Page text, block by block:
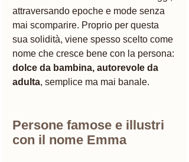
attraversando epoche e mode senza
mai scomparire. Proprio per questa
sua solidità, viene spesso scelto come
nome che cresce bene con la persona:
dolce da bambina, autorevole da
adulta, semplice ma mai banale.
Persone famose e illustri
con il nome Emma